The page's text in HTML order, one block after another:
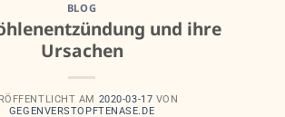
BLOG
und ihre
Ursachen
AM 2020-03-17 VON
GEGENVERSTOPFTENASE.DE